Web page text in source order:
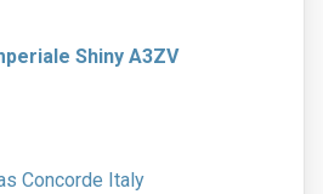
Shiny A3ZV
Concorde Italy